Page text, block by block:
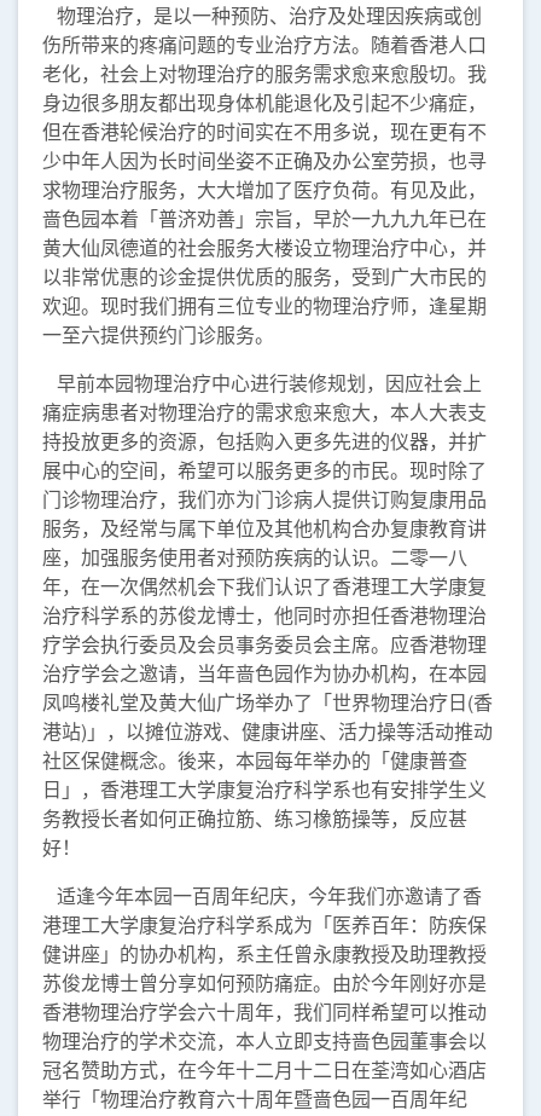
物理治疗，是以一种预防、治疗及处理因疾病或创
伤所带来的疼痛问题的专业治疗方法。随着香港人口
老化，社会上对物理治疗的服务需求愈来愈殷切。我
身边很多朋友都出现身体机能退化及引起不少痛症，
但在香港轮候治疗的时间实在不用多说，现在更有不
少中年人因为长时间坐姿不正确及办公室劳损，也寻
求物理治疗服务，大大增加了医疗负荷。有见及此，
啬色园本着「普济劝善」宗旨，早於一九九九年已在
黄大仙凤德道的社会服务大楼设立物理治疗中心，并
以非常优惠的诊金提供优质的服务，受到广大市民的
欢迎。现时我们拥有三位专业的物理治疗师，逢星期
一至六提供预约门诊服务。
早前本园物理治疗中心进行装修规划，因应社会上
痛症病患者对物理治疗的需求愈来愈大，本人大表支
持投放更多的资源，包括购入更多先进的仪器，并扩
展中心的空间，希望可以服务更多的市民。现时除了
门诊物理治疗，我们亦为门诊病人提供订购复康用品
服务，及经常与属下单位及其他机构合办复康教育讲
座，加强服务使用者对预防疾病的认识。二零一八
年，在一次偶然机会下我们认识了香港理工大学康复
治疗科学系的苏俊龙博士，他同时亦担任香港物理治
疗学会执行委员及会员事务委员会主席。应香港物理
治疗学会之邀请，当年啬色园作为协办机构，在本园
凤鸣楼礼堂及黄大仙广场举办了「世界物理治疗日(香
港站)」，以摊位游戏、健康讲座、活力操等活动推动
社区保健概念。後来，本园每年举办的「健康普查
日」，香港理工大学康复治疗科学系也有安排学生义
务教授长者如何正确拉筋、练习橡筋操等，反应甚
好！
适逢今年本园一百周年纪庆，今年我们亦邀请了香
港理工大学康复治疗科学系成为「医养百年：防疾保
健讲座」的协办机构，系主任曾永康教授及助理教授
苏俊龙博士曾分享如何预防痛症。由於今年刚好亦是
香港物理治疗学会六十周年，我们同样希望可以推动
物理治疗的学术交流，本人立即支持啬色园董事会以
冠名赞助方式，在今年十二月十二日在荃湾如心酒店
举行「物理治疗教育六十周年暨啬色园一百周年纪